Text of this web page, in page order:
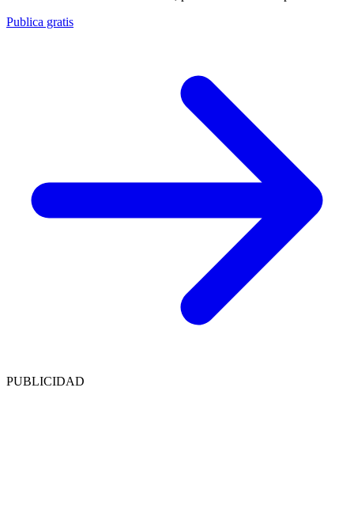
Publica gratis
PUBLICIDAD